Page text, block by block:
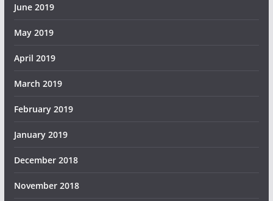
June 2019
May 2019
April 2019
March 2019
February 2019
January 2019
December 2018
November 2018